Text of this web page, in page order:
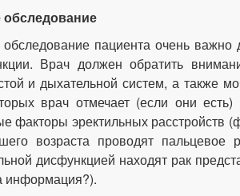
пациента очень важно
Врач должен обратить
и дыхательной систем, а также
врач отмечает (если они
факторы эректильных расстройств
возраста проводят
дисфункцией находят рак
информация?).